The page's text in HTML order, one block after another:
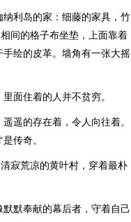
利岛的家：细藤的家具，竹
间的格子布坐垫，上面靠着
绘的皮革。墙角有一张大摇
面住着的人并不贫穷。
遥的存在着，令人向往着。
传奇。
寂荒凉的黄叶村，穿着最朴
默奉献的幕后者，守着自己